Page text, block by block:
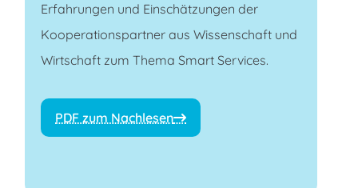
Erfahrungen und Einschätzungen der
Kooperationspartner aus Wissenschaft und
Wirtschaft zum Thema Smart Services.
PDF zum Nachlesen